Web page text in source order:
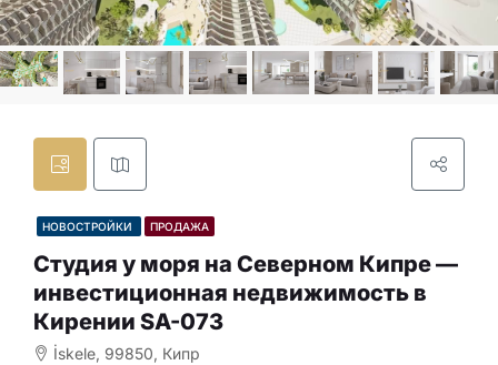
НОВОСТРОЙКИ ПРОДАЖА
Студия у моря на Северном Кипре —
инвестиционная недвижимость в
Кирении SA-073
İskele, 99850, Кипр